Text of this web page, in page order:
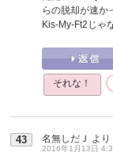
らの脱却が速か
Kis-My-Ft2じゃ
それな！
43 名無しだＪ より
2016年1月13日